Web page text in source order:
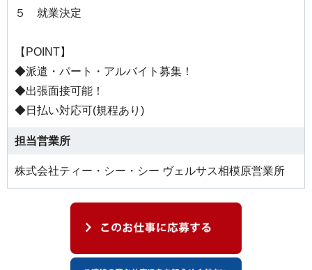
５ 就業決定
【POINT】
◆派遣・パート・アルバイト募集！
◆出張面接可能！
◆日払い対応可(規程あり)
担当営業所
株式会社ティー・シー・シー ヴェルサス相模原営業所